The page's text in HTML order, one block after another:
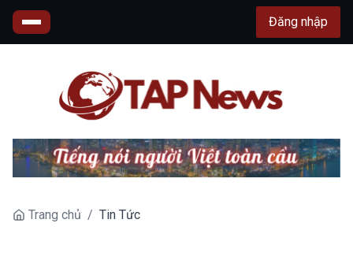
Đăng nhập
Trang chủ / Tin Tức